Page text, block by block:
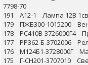
7798-70
191 А12-1 Лампа 12В
179 ПЖБ300-1015200
178 РС410В-3726000Г4
177 РР362-Б-3702006
176 М124Б1-3728000Г
175 Г-СН201-3707010